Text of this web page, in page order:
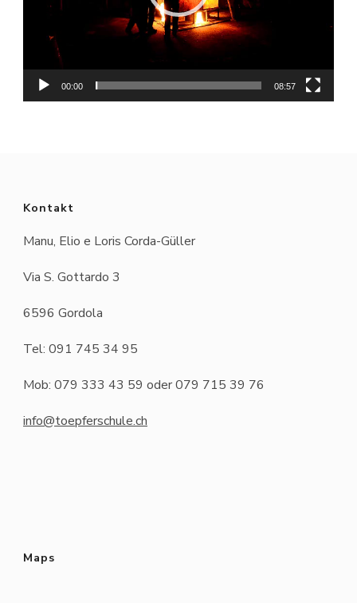
00:00 08:57
Kontakt
Manu, Elio e Loris Corda-Güller
Via S. Gottardo 3
6596 Gordola
Tel: 091 745 34 95
Mob: 079 333 43 59 oder 079 715 39 76
info@toepferschule.ch
Maps